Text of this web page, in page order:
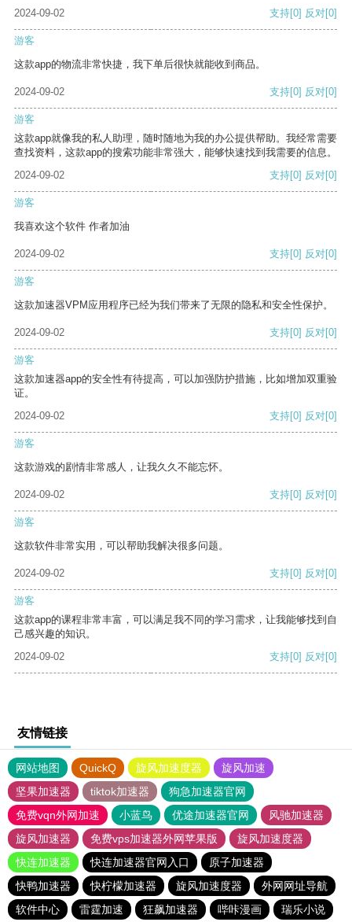
2024-09-02
支持[0] 反对[0]
游客
这款app的物流非常快捷，我下单后很快就能收到商品。
2024-09-02 支持[0] 反对[0]
游客
这款app就像我的私人助理，随时随地为我的办公提供帮助。我经常需要
查找资料，这款app的搜索功能非常强大，能够快速找到我需要的信息。
2024-09-02
支持[0] 反对[0]
游客
我喜欢这个软件 作者加油
2024-09-02 支持[0] 反对[0]
游客
这款加速器VPM应用程序已经为我们带来了无限的隐私和安全性保护。
2024-09-02 支持[0] 反对[0]
游客
这款加速器app的安全性有待提高，可以加强防护措施，比如增加双重验
证。
2024-09-02
支持[0] 反对[0]
游客
这款游戏的剧情非常感人，让我久久不能忘怀。
2024-09-02 支持[0] 反对[0]
游客
这款软件非常实用，可以帮助我解决很多问题。
2024-09-02 支持[0] 反对[0]
游客
这款app的课程非常丰富，可以满足我不同的学习需求，让我能够找到自
己感兴趣的知识。
2024-09-02
支持[0] 反对[0]
友情链接
网站地图 QuickQ 旋风加速度器
旋风加速
坚果加速器
tiktok加速器
狗急加速器官网
免费vqn外网加速
小蓝鸟 优途加速器官网
风驰加速器
旋风加速器
免费vps加速器外网苹果版
旋风加速度器
快连加速器
快连加速器官网入口
原子加速器
快鸭加速器
快柠檬加速器 旋风加速度器
外网网址导航
软件中心
雷霆加速 狂飙加速器 哔咔漫画 瑞乐小说